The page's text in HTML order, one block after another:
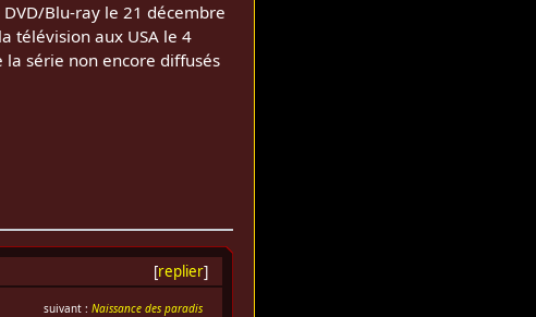
Blu-ray le 21 décembre
télévision aux USA le 4
série non encore diffusés
[replier]
suivant : Naissance des paradis